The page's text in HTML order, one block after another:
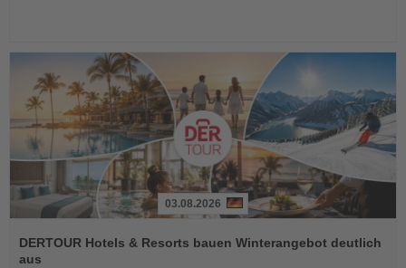
Sie
die
03.08.2026
DERTOUR Hotels & Resorts bauen Winterangebot deutlich
aus